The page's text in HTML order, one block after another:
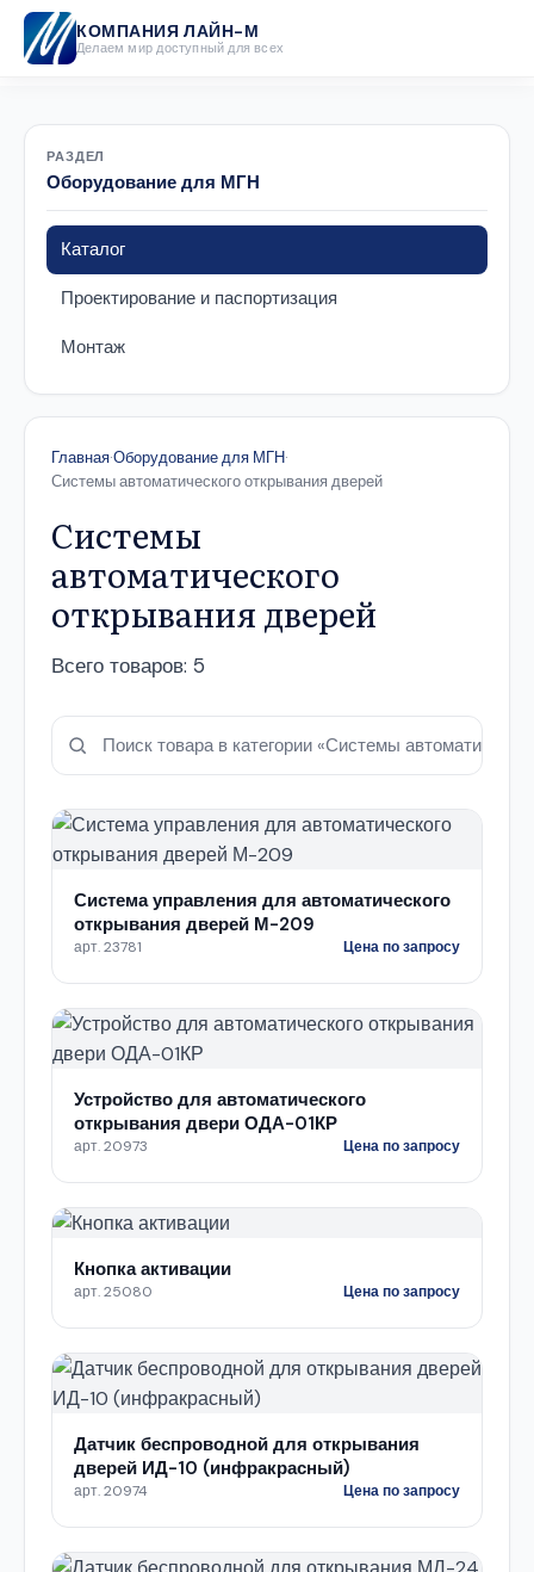
КОМПАНИЯ ЛАЙН-М
Делаем мир доступный для всех
РАЗДЕЛ
Оборудование для МГН
Каталог
Проектирование и паспортизация
Монтаж
Главная·Оборудование для МГН·
Системы автоматического открывания дверей
Системы
автоматического
открывания дверей
Всего товаров: 5
Система управления для автоматического
открывания дверей М-209
арт. 23781 Цена по запросу
Устройство для автоматического
открывания двери ОДА-01КР
арт. 20973 Цена по запросу
Кнопка активации
арт. 25080 Цена по запросу
Датчик беспроводной для открывания
дверей ИД-10 (инфракрасный)
арт. 20974 Цена по запросу